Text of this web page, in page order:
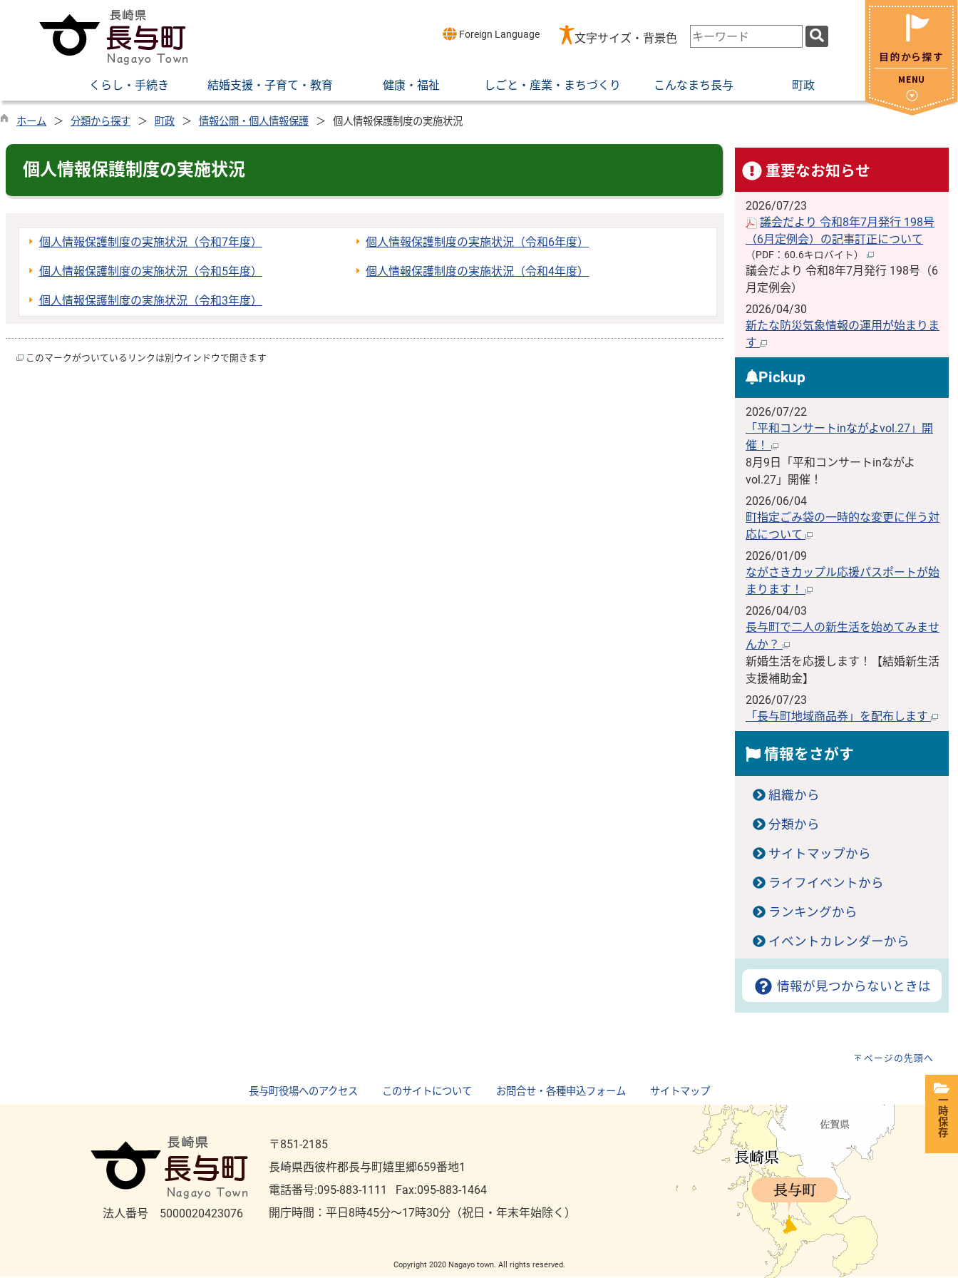
Foreign Language 文字サイズ・背景色
検
索
ー
ワ
くらし・手続き 結婚支援・子育て・教育 健康・福祉 しごと・産業・まちづくり こんなまち長与 町政
ホーム 分類から探す 町政 情報公開・個人情報保護 個人情報保護制度の実施状況
個人情報保護制度の実施状況
個人情報保護制度の実施状況（令和7年度） 個人情報保護制度の実施状況（令和6年度）
個人情報保護制度の実施状況（令和5年度） 個人情報保護制度の実施状況（令和4年度）
個人情報保護制度の実施状況（令和3年度）
このマークがついているリンクは別ウインドウで開きます
重要なお知らせ
2026/07/23
議会だより 令和8年7月発行 198号
（6月定例会）の記事訂正について
（PDF：60.6キロバイト）
議会だより 令和8年7月発行 198号（6
月定例会）
2026/04/30
新たな防災気象情報の運用が始まりま
す
Pickup
2026/07/22
「平和コンサートinながよvol.27」開
催！
8月9日「平和コンサートinながよ
vol.27」開催！
2026/06/04
町指定ごみ袋の一時的な変更に伴う対
応について
2026/01/09
ながさきカップル応援パスポートが始
まります！
2026/04/03
長与町で二人の新生活を始めてみませ
んか？
新婚生活を応援します！【結婚新生活
支援補助金】
2026/07/23
「長与町地域商品券」を配布します
情報をさがす
組織から
分類から
サイトマップから
ライフイベントから
ランキングから
イベントカレンダーから
情報が見つからないときは
ページの先頭へ
長与町役場へのアクセス このサイトについて お問合せ・各種申込フォーム サイトマップ
法人番号 5000020423076
〒851-2185
長崎県西彼杵郡長与町嬉里郷659番地1
電話番号:095-883-1111
Fax:095-883-1464
開庁時間：平⽇8時45分～17時30分（祝⽇・年末年始除く）
Copyright 2020 Nagayo town. All rights reserved.
一時保存